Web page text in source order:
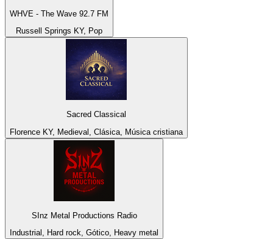
WHVE - The Wave 92.7 FM
Russell Springs KY, Pop
Sacred Classical
Florence KY, Medieval, Clásica, Música cristiana
SInz Metal Productions Radio
Industrial, Hard rock, Gótico, Heavy metal